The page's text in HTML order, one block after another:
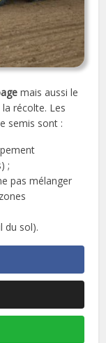
mais aussi le
récolte. Les
semis sont :
;
pas mélanger
du sol).